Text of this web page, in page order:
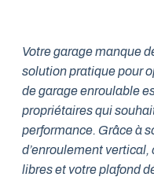
Votre garage manque
solution pratique pour
de garage enroulable
propriétaires qui
performance. Grâce à
d’enroulement
libres et votre plafond